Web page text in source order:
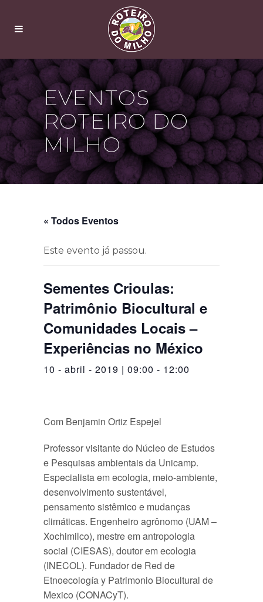
EVENTOS
ROTEIRO DO
MILHO
« Todos Eventos
Este evento já passou.
Sementes Crioulas:
Patrimônio Biocultural e
Comunidades Locais –
Experiências no México
10 - abril - 2019 | 09:00 - 12:00
Com Benjamin Ortiz Espejel
Professor visitante do Núcleo de Estudos
e Pesquisas ambientais da Unicamp.
Especialista em ecologia, meio-ambiente,
desenvolvimento sustentável,
pensamento sistêmico e mudanças
climáticas. Engenheiro agrônomo (UAM –
Xochimilco), mestre em antropologia
social (CIESAS), doutor em ecologia
(INECOL). Fundador de Red de
Etnoecología y Patrimonio Biocultural de
Mexico (CONACyT).